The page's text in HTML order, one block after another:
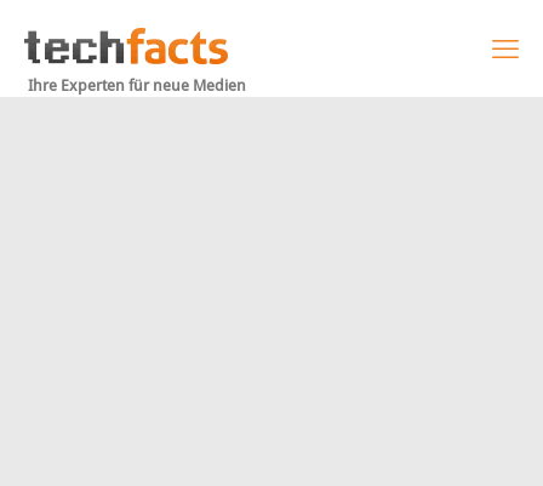
Ihre Experten für neue Medien